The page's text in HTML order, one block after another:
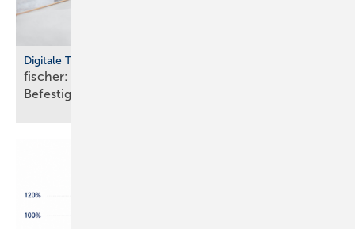
Digitale Tools
fischer: cloudbasierte Bemes­sungs­soft­ware für
Befes­ti­gungs­tech­nik